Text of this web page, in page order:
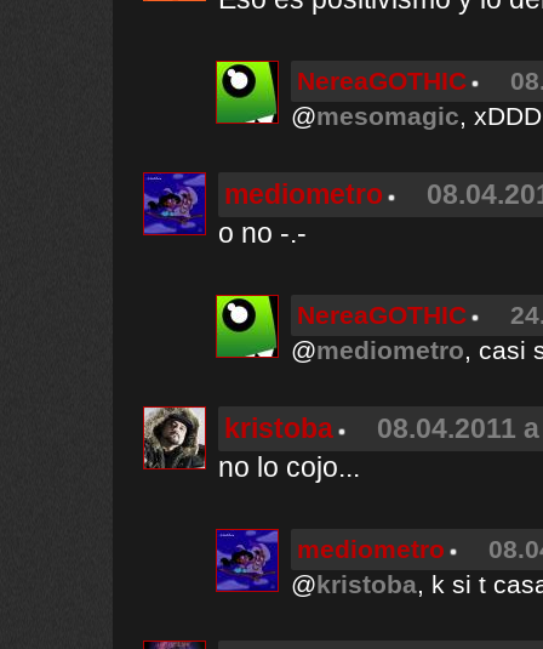
NereaGOTHIC
@mesomagic,
mediometro
o no -.-
NereaGOTHIC
@mediometro, casi
kristoba
08.04.2011
no lo cojo...
mediometro
@kristoba, k si t